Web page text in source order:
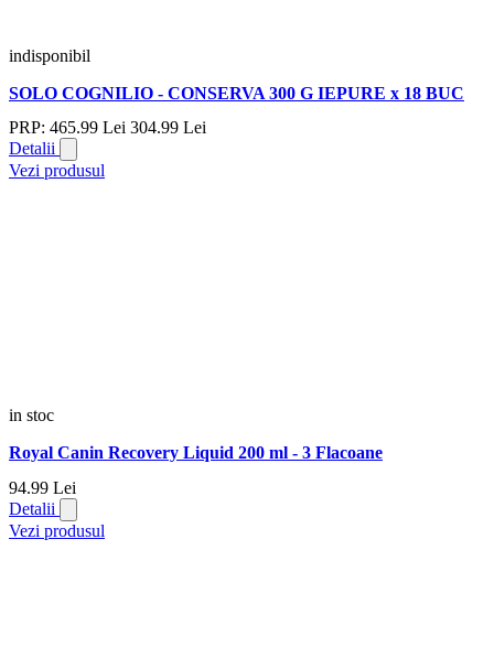
indisponibil
SOLO COGNILIO - CONSERVA 300 G IEPURE x 18 BUC
PRP: 465.99 Lei 304.99 Lei
Detalii
Vezi produsul
in stoc
Royal Canin Recovery Liquid 200 ml - 3 Flacoane
94.99 Lei
Detalii
Vezi produsul